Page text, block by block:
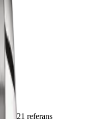
0021 referans